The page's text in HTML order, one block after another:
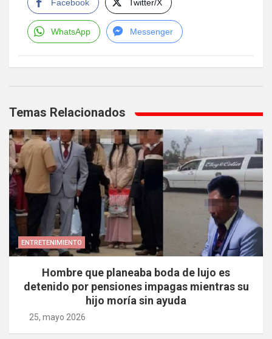
Facebook Twitter/X
WhatsApp Messenger
de
entradas
Temas Relacionados
ENTRETENIMIENTO
Hombre que planeaba boda de lujo es
detenido por pensiones impagas mientras su
hijo moría sin ayuda
25, mayo 2026